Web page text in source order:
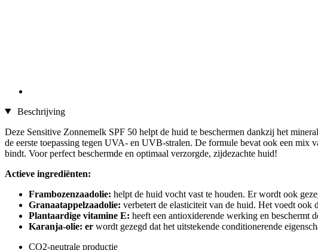
Beschrijving
Deze Sensitive Zonnemelk SPF 50 helpt de huid te beschermen dankzij het
de eerste toepassing tegen UVA- en UVB-stralen. De formule bevat ook een mix
bindt. Voor perfect beschermde en optimaal verzorgde, zijdezachte huid!
Actieve ingrediënten:
Frambozenzaadolie: helpt de huid vocht vast te houden. Er wordt ook
Granaatappelzaadolie: verbetert de elasticiteit van de huid. Het voedt ook
Plantaardige vitamine E: heeft een antioxiderende werking en beschermt
Karanja-olie: er wordt gezegd dat het uitstekende conditionerende
CO2-neutrale productie